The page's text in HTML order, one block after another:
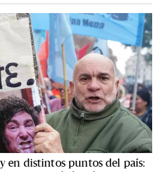
en distintos puntos del país: